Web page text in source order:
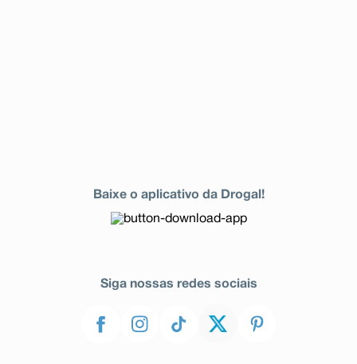
Baixe o aplicativo da Drogal!
Siga nossas redes sociais